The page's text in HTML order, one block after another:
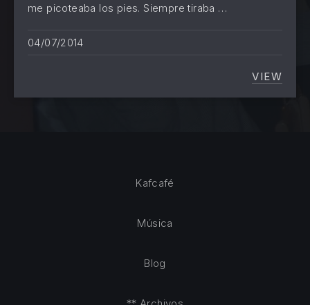
me picoteaba los pies. Siempre tiraba …
04/07/2014
VIEW
Kafcafé
Música
Blog